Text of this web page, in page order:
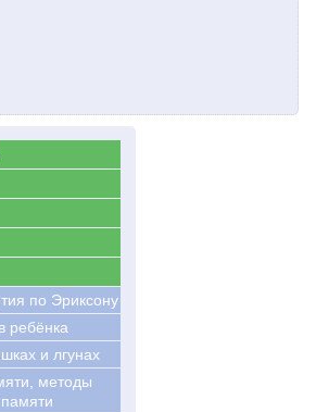
по Эриксону
ребёнка
и лгунах
методы